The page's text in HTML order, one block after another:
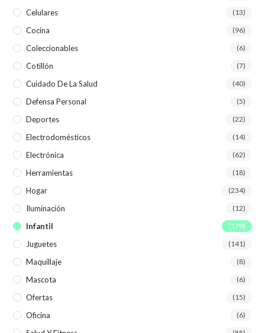
Celulares (13)
Cocina (96)
Coleccionables (6)
Cotillón (7)
Cuidado De La Salud (40)
Defensa Personal (5)
Deportes (22)
Electrodomésticos (14)
Electrónica (62)
Herramientas (18)
Hogar (234)
Iluminación (12)
Infantil (179)
Juguetes (141)
Maquillaje (8)
Mascota (6)
Ofertas (15)
Oficina (6)